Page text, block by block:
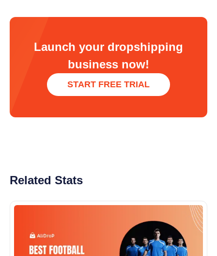
Launch your dropshipping
business now!
START FREE TRIAL
Related Stats